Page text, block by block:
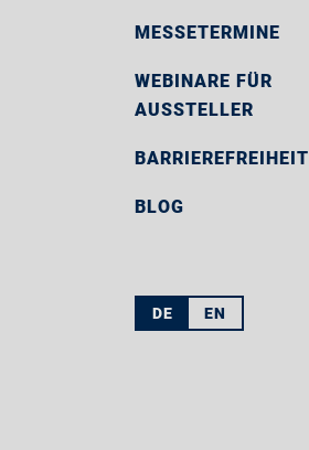
MESSETERMINE
WEBINARE FÜR
AUSSTELLER
BARRIEREFREIHEIT
BLOG
DE EN